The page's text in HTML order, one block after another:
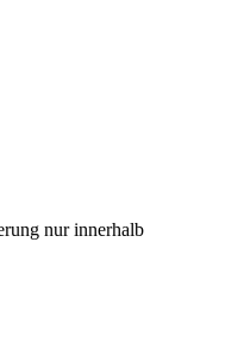
nur innerhalb